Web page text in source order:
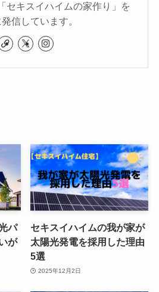
セキスイハイムの家作り」を
信しています。
パ
が
セキスイハイムの我が家が
太陽光発電を採用した理由
5選
2025年12月2日